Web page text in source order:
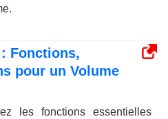
Fonctions,
pour un Volume
les fonctions essentielles